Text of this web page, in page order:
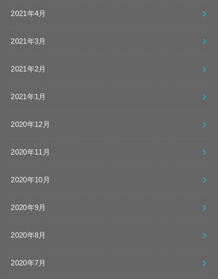
2021年4月
2021年3月
2021年2月
2021年1月
2020年12月
2020年11月
2020年10月
2020年9月
2020年8月
2020年7月